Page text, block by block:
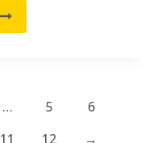
… 5
6
11 12 →